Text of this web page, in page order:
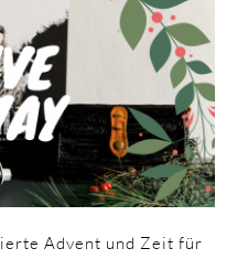
ierte Advent und Zeit für